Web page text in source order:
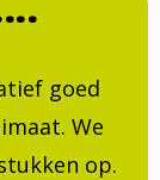
goed
We
op.